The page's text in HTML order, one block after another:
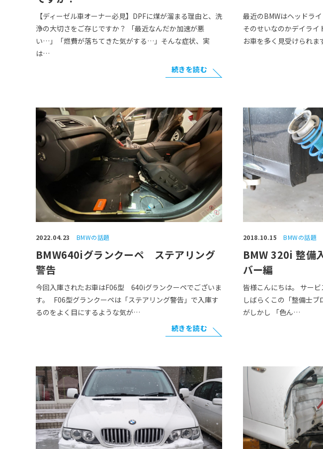
【ディーゼル車オーナー必見】DPFに煤が溜まる理由と、洗
浄の大切さをご存じですか？ 「最近なんだか加速が悪
い…」「燃費が落ちてきた気がする…」そんな症状、実
は…
続きを読む
最近のBMWはヘッドラ
そのせいなのかデイライ
お車を多く見受けられ
2022.04.23 BMWの話題
BMW640iグランクーペ ステアリング
警告
今回入庫されたお車はF06型 640iグランクーペでございま
す。 F06型グランクーペは「ステアリング警告」で入庫す
るのをよく目にするような気が…
続きを読む
2018.10.15 BMWの話題
BMW 320i 整備
バー編
皆様こんにちは。 サー
しばらくこの「整備士
がしかし 「色ん…